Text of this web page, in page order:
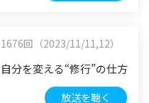
1676回（2023/11/11,12）
自分を変える“修行”の仕方
放送を聴く